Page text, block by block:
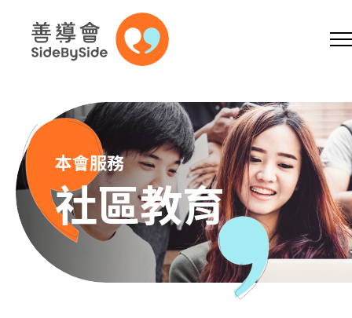
跳到內容（按回車鍵）
A A EN繁 简
主頁
本會服務
社區教育